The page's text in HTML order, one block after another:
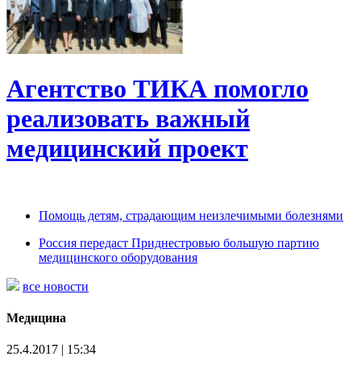
Агентство ТИКА помогло
реализовать важный
медицинский проект
Помощь детям, страдающим неизлечимыми болезнями
Россия передаст Приднестровью большую партию
медицинского оборудования
все новости
Медицина
25.4.2017 | 15:34